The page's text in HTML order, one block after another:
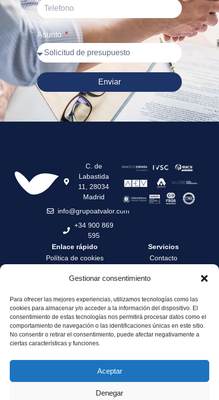
Gestionar consentimiento
Para ofrecer las mejores experiencias, utilizamos tecnologías como las
cookies para almacenar y/o acceder a la información del dispositivo. El
consentimiento de estas tecnologías nos permitirá procesar datos como el
comportamiento de navegación o las identificaciones únicas en este sitio.
No consentir o retirar el consentimiento, puede afectar negativamente a
ciertas características y funciones.
Aceptar
Denegar
Asunto
Enviar
C. de
Labastida
11, 28034
Madrid
info@grupoatvalor.com
+34 900 869
595
Servicios
Contacto
Zona privada
Área profesionales
Enlace rápido
Política de cookies
Canal de denuncia
Servicio de Atención al
Cliente
Sostenibilidad y